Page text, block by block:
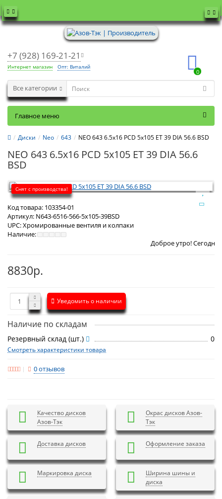
+7 (928) 169-21-21
Интернет магазин Опт: Виталий
0
Все категории
Главное меню
Диски Neo 643 NEO 643 6.5x16 PCD 5x105 ET 39 DIA 56.6 BSD
NEO 643 6.5x16 PCD 5x105 ET 39 DIA 56.6
BSD
Снят с производства!
Код товара: 103354-01
Артикул: N643-6516-566-5x105-39BSD
UPC:Хромированные вентиля и колпаки
Наличие:
Доброе утро! СегодняВоскресенье
8830р.
Уведомить о наличии
Наличие по складам
Резервный склад (шт.) 0
Смотреть характеристики товара
0 отзывов
Качество дисков
Азов-Тэк
Окрас дисков Азов-
Тэк
Доставка дисков Оформление заказа
Маркировка диска
Ширина шины и
диска